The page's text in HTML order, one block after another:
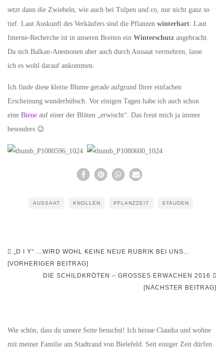
setzt dann die Zwiebeln, wie auch bei Tulpen und co, nur nicht ganz so
tief. Laut Auskunft des Verkäufers sind die Pflanzen winterhart . Laut
Interne-Recherche ist in unseren Breiten ein Winterschutz angebracht.
Da sich Balkan-Anemonen aber auch durch Aussaat vermehren, lasse
ich es wohl darauf ankommen.
Ich finde diese kleine Blume gerade aufgrund Ihrer einfachen
Erscheinung wunderhübsch. Vor einigen Tagen habe ich auch schon
eine Biene auf einer der Blüten „erwischt“. Das freut mich ja immer
besonders 😉
AUSSAAT KNOLLEN PFLANZZEIT STAUDEN
Beitragsnavigation
„D I Y“ …WIRD WOHL KEINE NEUE RUBRIK BEI UNS…
[VORHERIGER BEITRAG]
DIE SCHILDKRÖTEN – GROSSES ERWACHEN 2016
[NÄCHSTER BEITRAG]
Wie schön, dass du unsere Seite besuchst! Ich heisse Claudia und wohne
mit meiner Familie am Stadtrand von Bielefeld. Seit einiger Zeit dürfen